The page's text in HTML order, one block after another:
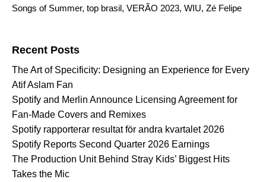
Songs of Summer, top brasil, VERÃO 2023, WIU, Zé Felipe
Recent Posts
The Art of Specificity: Designing an Experience for Every
Atif Aslam Fan
Spotify and Merlin Announce Licensing Agreement for
Fan-Made Covers and Remixes
Spotify rapporterar resultat för andra kvartalet 2026
Spotify Reports Second Quarter 2026 Earnings
The Production Unit Behind Stray Kids’ Biggest Hits
Takes the Mic